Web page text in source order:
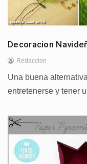
Decoracion
Redaccion
Una buena
entretenerse y tener